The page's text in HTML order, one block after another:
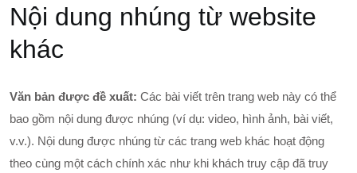
Nội dung nhúng từ website
khác
Văn bản được đề xuất: Các bài viết trên trang web này có thể
bao gồm nội dung được nhúng (ví dụ: video, hình ảnh, bài viết,
v.v.). Nội dung được nhúng từ các trang web khác hoạt động
theo cùng một cách chính xác như khi khách truy cập đã truy